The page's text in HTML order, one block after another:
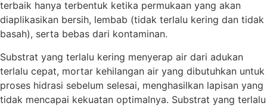
terbaik hanya terbentuk ketika permukaan yang akan
diaplikasikan bersih, lembab (tidak terlalu kering dan tidak
basah), serta bebas dari kontaminan.
Substrat yang terlalu kering menyerap air dari adukan
terlalu cepat, mortar kehilangan air yang dibutuhkan untuk
proses hidrasi sebelum selesai, menghasilkan lapisan yang
tidak mencapai kekuatan optimalnya. Substrat yang terlalu